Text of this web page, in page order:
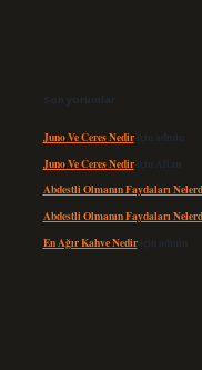
Son yorumlar
Juno Ve Ceres Nediriçin admin
Juno Ve Ceres Nediriçin Altan
Abdestli Olmanın Faydaları
Abdestli Olmanın Faydaları
En Ağır Kahve Nediriçin admin